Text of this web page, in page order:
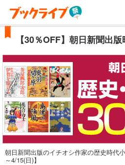
【30％OFF】朝日新聞出
朝日新聞出版のイチオシ作家の歴史時代
～4/15(日)】